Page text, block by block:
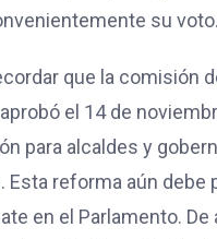
su voto.
que la comisión
el 14 de
para alcaldes y
Esta reforma aún debe
en el Parlamento. De